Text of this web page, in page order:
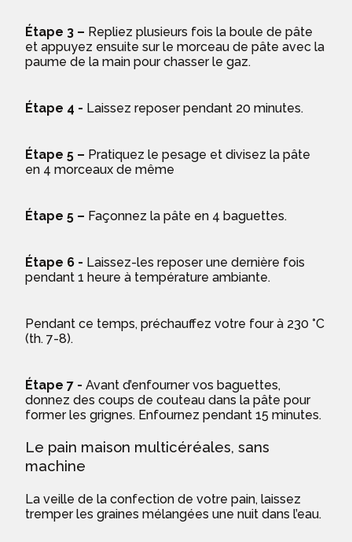
Étape 3 – Repliez plusieurs fois la boule de pâte
et appuyez ensuite sur le morceau de pâte avec la
paume de la main pour chasser le gaz.
Étape 4 - Laissez reposer pendant 20 minutes.
Étape 5 – Pratiquez le pesage et divisez la pâte
en 4 morceaux de même
Étape 5 – Façonnez la pâte en 4 baguettes.
Étape 6 - Laissez-les reposer une dernière fois
pendant 1 heure à température ambiante.
Pendant ce temps, préchauffez votre four à 230 °C
(th. 7-8).
Étape 7 - Avant d’enfourner vos baguettes,
donnez des coups de couteau dans la pâte pour
former les grignes. Enfournez pendant 15 minutes.
Le pain maison multicéréales, sans
machine
La veille de la confection de votre pain, laissez
tremper les graines mélangées une nuit dans l’eau.